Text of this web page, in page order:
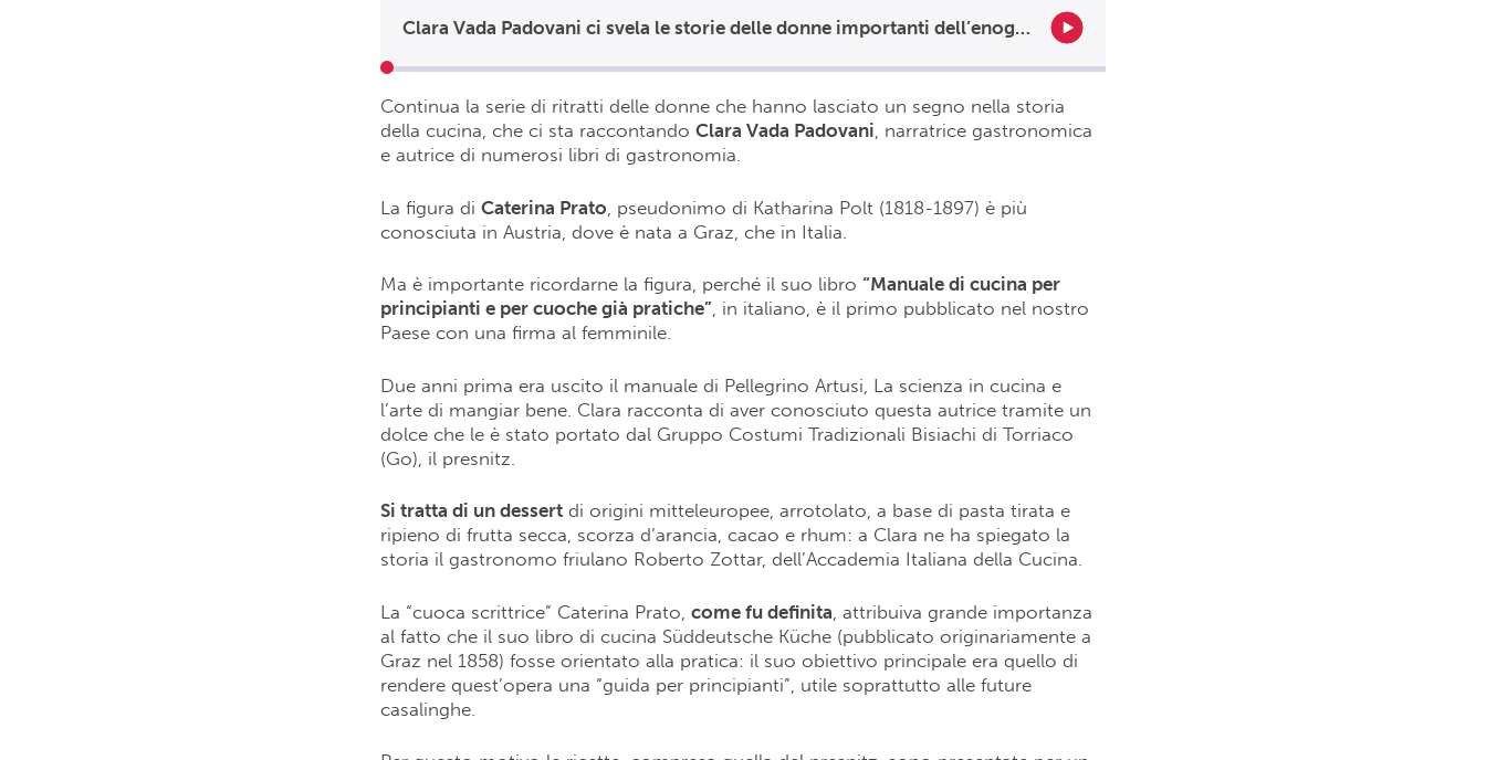
Clara Vada Padovani ci svela le storie delle donne importanti dell’enogastronomia: Caterina Prato
Continua la serie di ritratti delle donne che hanno lasciato un segno nella storia
della cucina, che ci sta raccontando Clara Vada Padovani, narratrice gastronomica
e autrice di numerosi libri di gastronomia.
La figura di Caterina Prato , pseudonimo di Katharina Polt (1818-1897) è più
conosciuta in Austria, dove è nata a Graz, che in Italia.
Ma è importante ricordarne la figura, perché il suo libro “Manuale di cucina per
principianti e per cuoche già pratiche”, in italiano, è il primo pubblicato nel nostro
Paese con una firma al femminile.
Due anni prima era uscito il manuale di Pellegrino Artusi, La scienza in cucina e
l’arte di mangiar bene. Clara racconta di aver conosciuto questa autrice tramite un
dolce che le è stato portato dal Gruppo Costumi Tradizionali Bisiachi di Torriaco
(Go), il presnitz.
Si tratta di un dessertdi origini mitteleuropee, arrotolato, a base di pasta tirata e
ripieno di frutta secca, scorza d’arancia, cacao e rhum: a Clara ne ha spiegato la
storia il gastronomo friulano Roberto Zottar, dell’Accademia Italiana della Cucina.
La “cuoca scrittrice” Caterina Prato, come fu definita , attribuiva grande importanza
al fatto che il suo libro di cucina Süddeutsche Küche (pubblicato originariamente a
Graz nel 1858) fosse orientato alla pratica: il suo obiettivo principale era quello di
rendere quest’opera una “guida per principianti”, utile soprattutto alle future
casalinghe.